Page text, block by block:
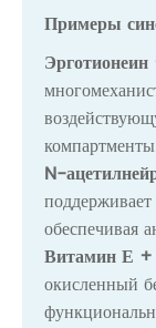
Примеры
N-
обеспечивая
Витамин Е +
окисленный